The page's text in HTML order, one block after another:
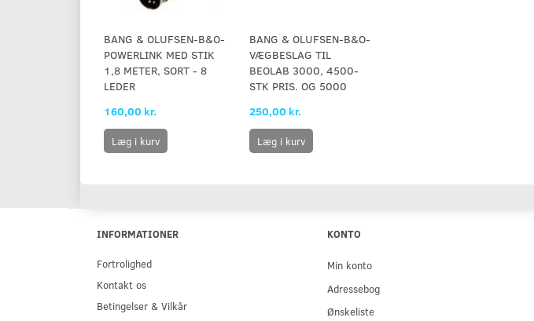
BANG & OLUFSEN-B&O-
POWERLINK MED STIK
1,8 METER, SORT - 8
LEDER
160,00 kr.
Læg i kurv
BANG & OLUFSEN-B&O-
VÆGBESLAG TIL
BEOLAB 3000, 4500-
STK PRIS. OG 5000
250,00 kr.
Læg i kurv
INFORMATIONER
Fortrolighed
Kontakt os
Betingelser & Vilkår
KONTO
Min konto
Adressebog
Ønskeliste